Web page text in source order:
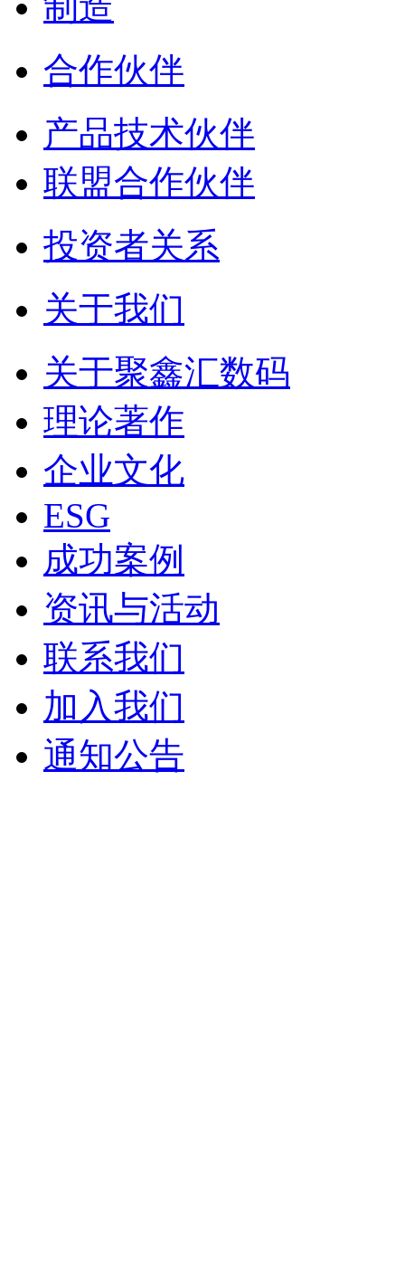
合作伙伴
产品技术伙伴
联盟合作伙伴
投资者关系
关于我们
关于聚鑫汇数码
理论著作
企业文化
ESG
成功案例
资讯与活动
联系我们
加入我们
通知公告